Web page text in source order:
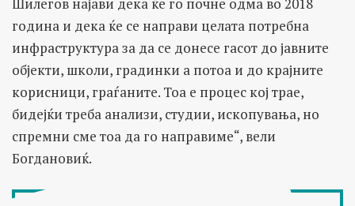
Шилегов најави дека ќе го почне одма во 2018
година и дека ќе се направи целата потребна
инфраструктура за да се донесе гасот до јавните
објекти, школи, градинки а потоа и до крајните
корисници, граѓаните. Тоа е процес кој трае,
бидејќи треба анализи, студии, ископувања, но
спремни сме тоа да го направиме“, вели
Богдановиќ.